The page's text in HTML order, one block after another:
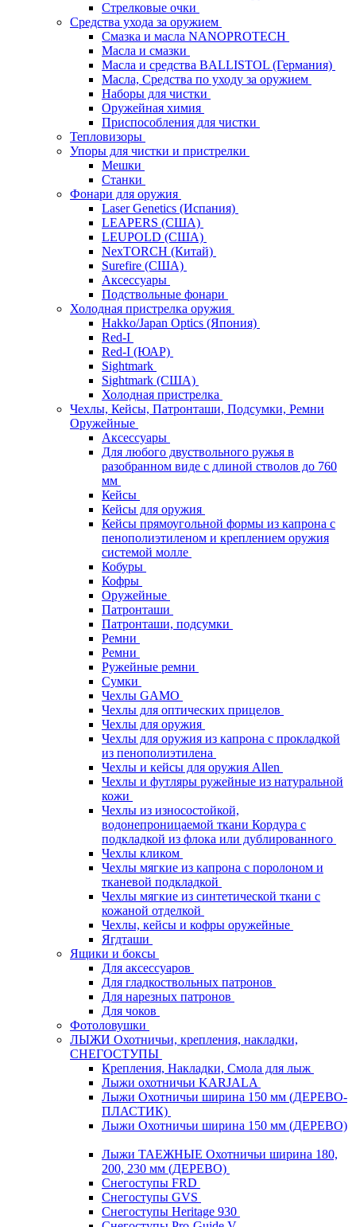
Стрелковые очки
Средства ухода за оружием
Смазка и масла NANOPROTECH
Масла и смазки
Масла и средства BALLISTOL (Германия)
Масла, Средства по уходу за оружием
Наборы для чистки
Оружейная химия
Приспособления для чистки
Тепловизоры
Упоры для чистки и пристрелки
Мешки
Станки
Фонари для оружия
Laser Genetics (Испания)
LEAPERS (США)
LEUPOLD (США)
NexTORCH (Китай)
Surefire (США)
Аксессуары
Подствольные фонари
Холодная пристрелка оружия
Hakko/Japan Optics (Япония)
Red-I
Red-I (ЮАР)
Sightmark
Sightmark (США)
Холодная пристрелка
Чехлы, Кейсы, Патронташи, Подсумки, Ремни
Оружейные
Аксессуары
Для любого двуствольного ружья в
разобранном виде с длиной стволов до 760
мм
Кейсы
Кейсы для оружия
Кейсы прямоугольной формы из капрона с
пенополиэтиленом и креплением оружия
системой молле
Кобуры
Кофры
Оружейные
Патронташи
Патронташи, подсумки
Ремни
Ремни
Ружейные ремни
Сумки
Чехлы GAMO
Чехлы для оптических прицелов
Чехлы для оружия
Чехлы для оружия из капрона с прокладкой
из пенополиэтилена
Чехлы и кейсы для оружия Allen
Чехлы и футляры ружейные из натуральной
кожи
Чехлы из износостойкой,
водонепроницаемой ткани Кордура с
подкладкой из флока или дублированного
Чехлы кликом
Чехлы мягкие из капрона с поролоном и
тканевой подкладкой
Чехлы мягкие из синтетической ткани с
кожаной отделкой
Чехлы, кейсы и кофры оружейные
Ягдташи
Ящики и боксы
Для аксессуаров
Для гладкоствольных патронов
Для нарезных патронов
Для чоков
Фотоловушки
ЛЫЖИ Охотничьи, крепления, накладки,
СНЕГОСТУПЫ
Крепления, Накладки, Смола для лыж
Лыжи охотничьи KARJALA
Лыжи Охотничьи ширина 150 мм (ДЕРЕВО-
ПЛАСТИК)
Лыжи Охотничьи ширина 150 мм (ДЕРЕВО)
Лыжи ТАЕЖНЫЕ Охотничьи ширина 180,
200, 230 мм (ДЕРЕВО)
Снегоступы FRD
Снегоступы GVS
Снегоступы Heritage 930